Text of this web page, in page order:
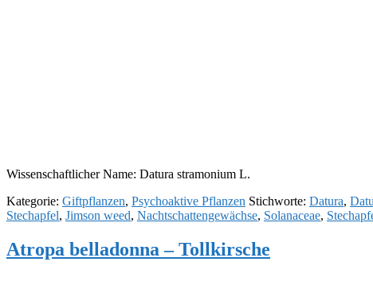
Wissenschaftlicher Name: Datura stramonium L.
Kategorie: Giftpflanzen, Psychoaktive Pflanzen Stichworte: Datura,
Stechapfel, Jimson weed, Nachtschattengewächse, Solanaceae,
Atropa belladonna – Tollkirsche